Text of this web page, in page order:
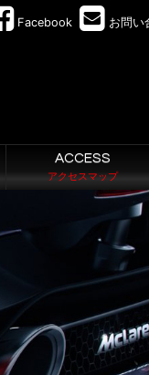
Facebook お問い
ACCESS
アクセスマップ